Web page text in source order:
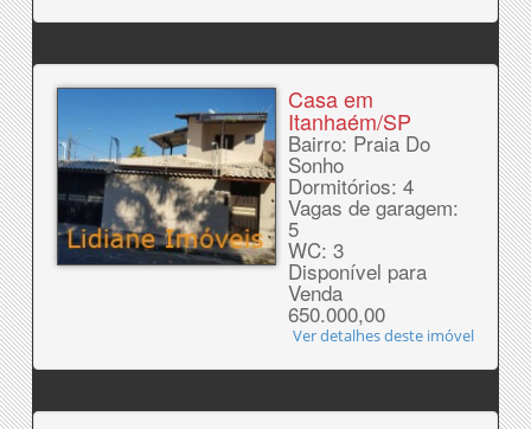
Casa em
Itanhaém/SP
Bairro: Praia Do
Sonho
Dormitórios: 4
Vagas de garagem:
5
WC: 3
Disponível para
Venda
650.000,00
Ver detalhes deste imóvel